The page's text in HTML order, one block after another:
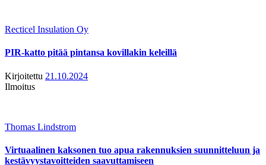
Recticel Insulation Oy
PIR-katto pitää pintansa kovillakin keleillä
Kirjoitettu 21.10.2024
Ilmoitus
Thomas Lindstrom
Virtuaalinen kaksonen tuo apua rakennuksien suunnitteluun ja
kestävyystavoitteiden saavuttamiseen